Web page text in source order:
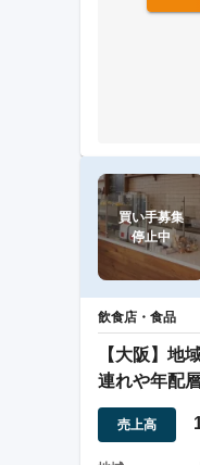
買い手募集
停止中
飲食店・食品
【大阪】地
連れや年配
売上高